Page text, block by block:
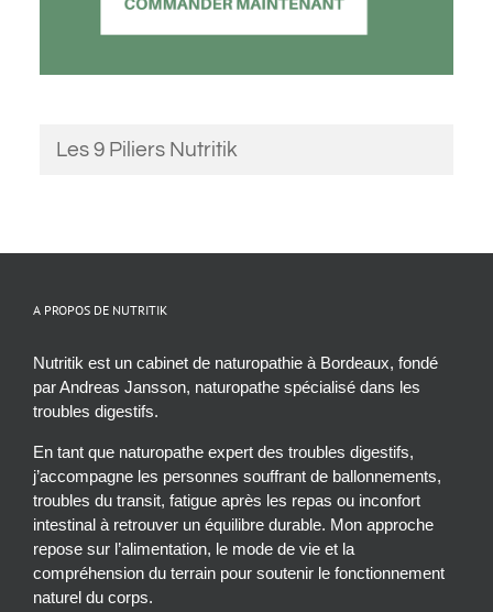
Les 9 Piliers Nutritik
A PROPOS DE NUTRITIK
Nutritik est un cabinet de naturopathie à Bordeaux, fondé
par Andreas Jansson, naturopathe spécialisé dans les
troubles digestifs.
En tant que naturopathe expert des troubles digestifs,
j’accompagne les personnes souffrant de ballonnements,
troubles du transit, fatigue après les repas ou inconfort
intestinal à retrouver un équilibre durable. Mon approche
repose sur l’alimentation, le mode de vie et la
compréhension du terrain pour soutenir le fonctionnement
naturel du corps.